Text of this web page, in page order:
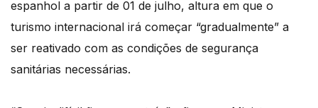
espanhol a partir de 01 de julho, altura em que o
turismo internacional irá começar “gradualmente” a
ser reativado com as condições de segurança
sanitárias necessárias.